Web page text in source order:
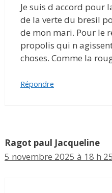
Je suis d accord pour
de la verte du bresil
de mon mari. Pour le
propolis qui n
choses. Comme la
Répondre
Ragot paul Jacqueline
5 novembre 2025 à 18 h